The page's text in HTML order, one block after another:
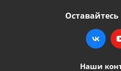
Оставайтесь
Наши